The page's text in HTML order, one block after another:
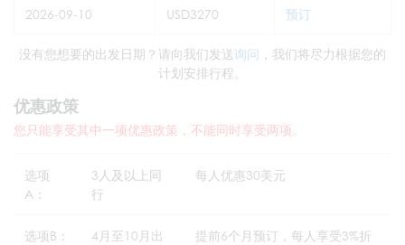
2026-09-10 USD3270 预订
没有您想要的出发日期？请向我们发送询问 ，我们将尽力根据您的
计划安排行程。
优惠政策
您只能享受其中一项优惠政策，不能同时享受两项。
选项
A：
3人及以上同
行
每人优惠30美元
选项B： 4月至10月出 提前6个月预订，每人享受3%折